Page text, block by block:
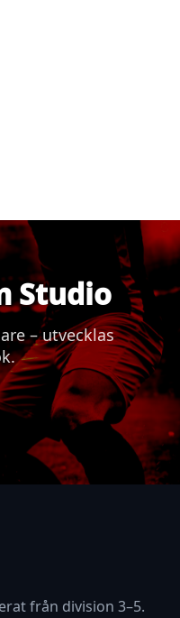
Studio
– utvecklas
från division 3–5.